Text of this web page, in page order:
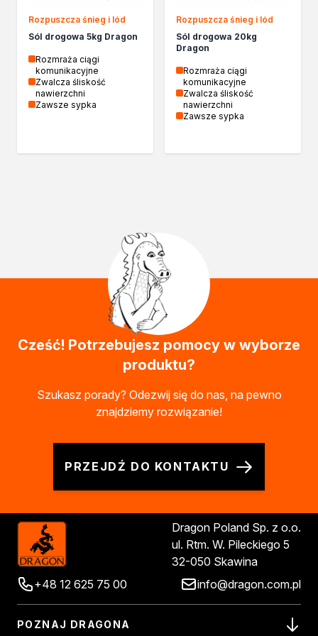
Odkamieniacze
Preparaty udrażniające
Środki czyszczące
Chemia motoryzacyjna
Żywice
Zmywacze
Kleje specjalistyczne
Akryle
Pozostałe
Czyszczenie i rozcieńczanie
Rozcieńczalniki BIO
Środki czyszczące
Ochrona i dekoracja
Bejce
Lakierobejce
Farby w aerozolu
Impregnaty dekoracyjny do drewna
Lakiery
Rozpuszcza śnieg i lód
Sól drogowa 5kg Dragon
Rozmraża ciągi
komunikacyjne
Zwalcza śliskość
nawierzchni
Zawsze sypka
Rozpuszcza śnieg i lód
Sól drogowa 20kg
Dragon
Rozmraża ciągi
komunikacyjne
Zwalcza śliskość
nawierzchni
Zawsze sypka
Cześć! Potrzebujesz pomocy w wyborze
produktu?
Szukasz porady? Odezwij się do nas, na pewno
znajdziemy rozwiązanie!
PRZEJDŹ DO KONTAKTU
Dragon Poland Sp. z o.o.
ul. Rtm. W. Pileckiego 5
32-050 Skawina
+48 12 625 75 00
info@dragon.com.pl
POZNAJ DRAGONA